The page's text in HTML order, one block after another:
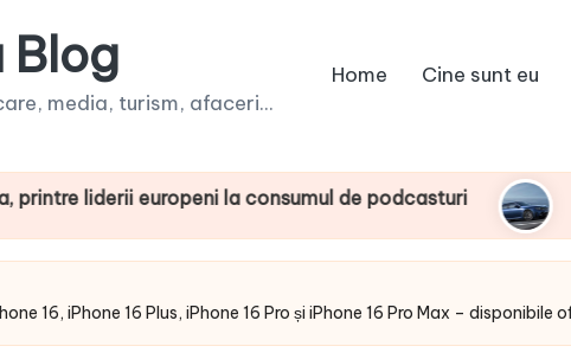
Blog
media, turism, afaceri...
Home Cine sunt eu
europeni la consumul de podcasturi Clienţii își
June 20, 2026
16, iPhone 16 Plus, iPhone 16 Pro și iPhone 16 Pro Max – disponibile